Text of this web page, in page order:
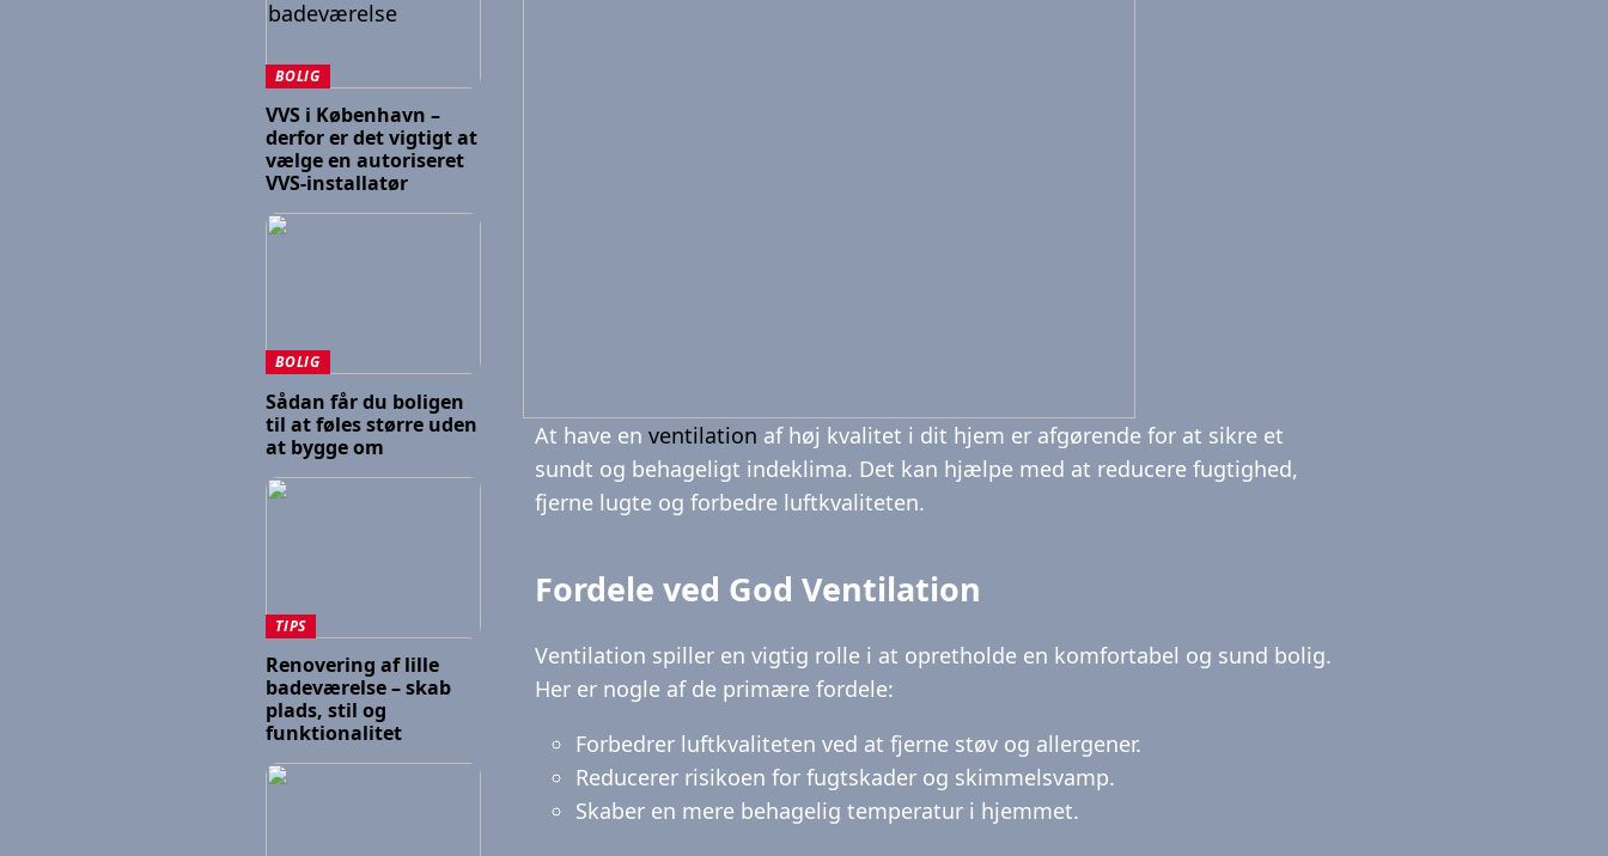
At have en ventilation af høj kvalitet i dit hjem er afgørende for at sikre et
sundt og behageligt indeklima. Det kan hjælpe med at reducere fugtighed,
fjerne lugte og forbedre luftkvaliteten.
Fordele ved God Ventilation
Ventilation spiller en vigtig rolle i at opretholde en komfortabel og sund bolig.
Her er nogle af de primære fordele:
Forbedrer luftkvaliteten ved at fjerne støv og allergener.
Reducerer risikoen for fugtskader og skimmelsvamp.
Skaber en mere behagelig temperatur i hjemmet.
BOLIG
VVS i København –
derfor er det vigtigt at
vælge en autoriseret
VVS-installatør
BOLIG
Sådan får du boligen
til at føles større uden
at bygge om
TIPS
Renovering af lille
badeværelse – skab
plads, stil og
funktionalitet